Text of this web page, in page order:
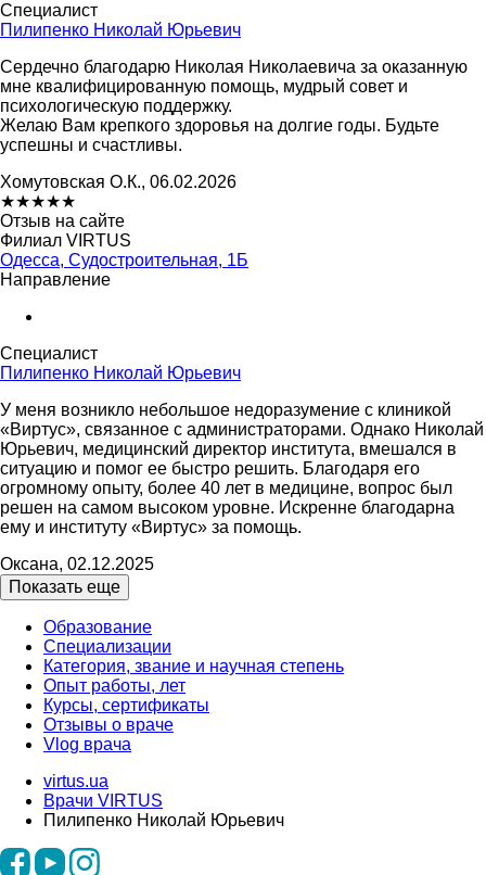
Специалист
Пилипенко Николай Юрьевич
Сердечно благодарю Николая Николаевича за оказанную
мне квалифицированную помощь, мудрый совет и
психологическую поддержку.
Желаю Вам крепкого здоровья на долгие годы. Будьте
успешны и счастливы.
Хомутовская О.К., 06.02.2026
★★★★★
Отзыв на сайте
Филиал VIRTUS
Одесса, Судостроительная, 1Б
Направление
Специалист
Пилипенко Николай Юрьевич
У меня возникло небольшое недоразумение с клиникой
«Виртус», связанное с администраторами. Однако Николай
Юрьевич, медицинский директор института, вмешался в
ситуацию и помог ее быстро решить. Благодаря его
огромному опыту, более 40 лет в медицине, вопрос был
решен на самом высоком уровне. Искренне благодарна
ему и институту «Виртус» за помощь.
Оксана, 02.12.2025
Показать еще
Образование
Специализации
Категория, звание и научная степень
Опыт работы, лет
Курсы, сертификаты
Отзывы о враче
Vlog врача
virtus.ua
Врачи VIRTUS
Пилипенко Николай Юрьевич